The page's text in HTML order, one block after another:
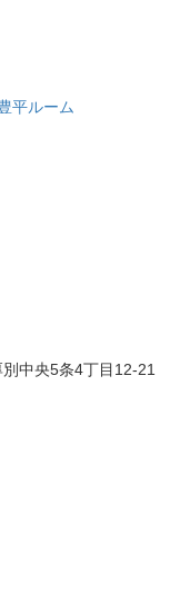
中央5条4丁目12-21